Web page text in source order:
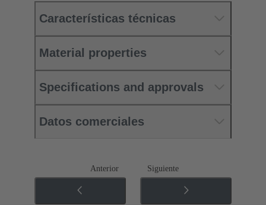
Características técnicas
Material properties
Specifications and approvals
Datos comerciales
Anterior Siguiente